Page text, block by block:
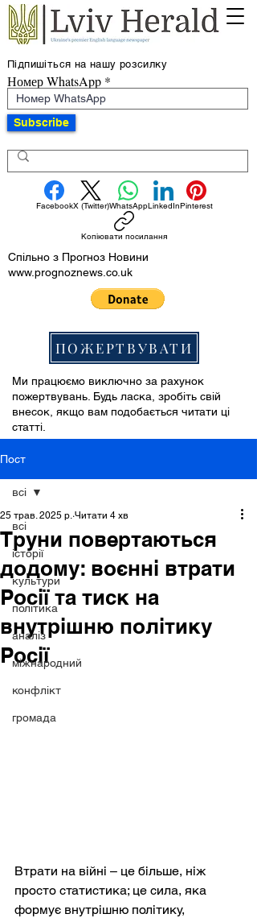
Підпишіться на нашу розсилку
Номер WhatsApp
Subscribe
FacebookX (Twitter)WhatsAppLinkedInPinterest
Копіювати посилання
Спільно з Прогноз Новини
www.prognoznews.co.uk
ПОЖЕРТВУВАТИ
Ми працюємо виключно за рахунок
пожертвувань. Будь ласка, зробіть свій
внесок, якщо вам подобається читати ці
статті.
Пост
всі
історії
культури
політика
аналіз
міжнародний
конфлікт
громада
всі
Труни повертаються
додому: воєнні втрати
Росії та тиск на
внутрішню політику
Росії
25 трав. 2025 р. Читати 4 хв
Втрати на війні – це більше, ніж
просто статистика; це сила, яка
формує внутрішню політику,